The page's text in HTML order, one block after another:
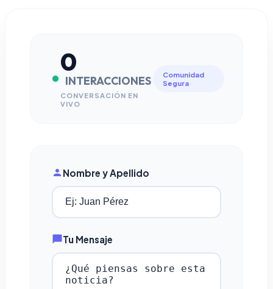
0
INTERACCIONES
CONVERSACIÓN EN
VIVO
Comunidad
Segura
Nombre y Apellido
Tu Mensaje